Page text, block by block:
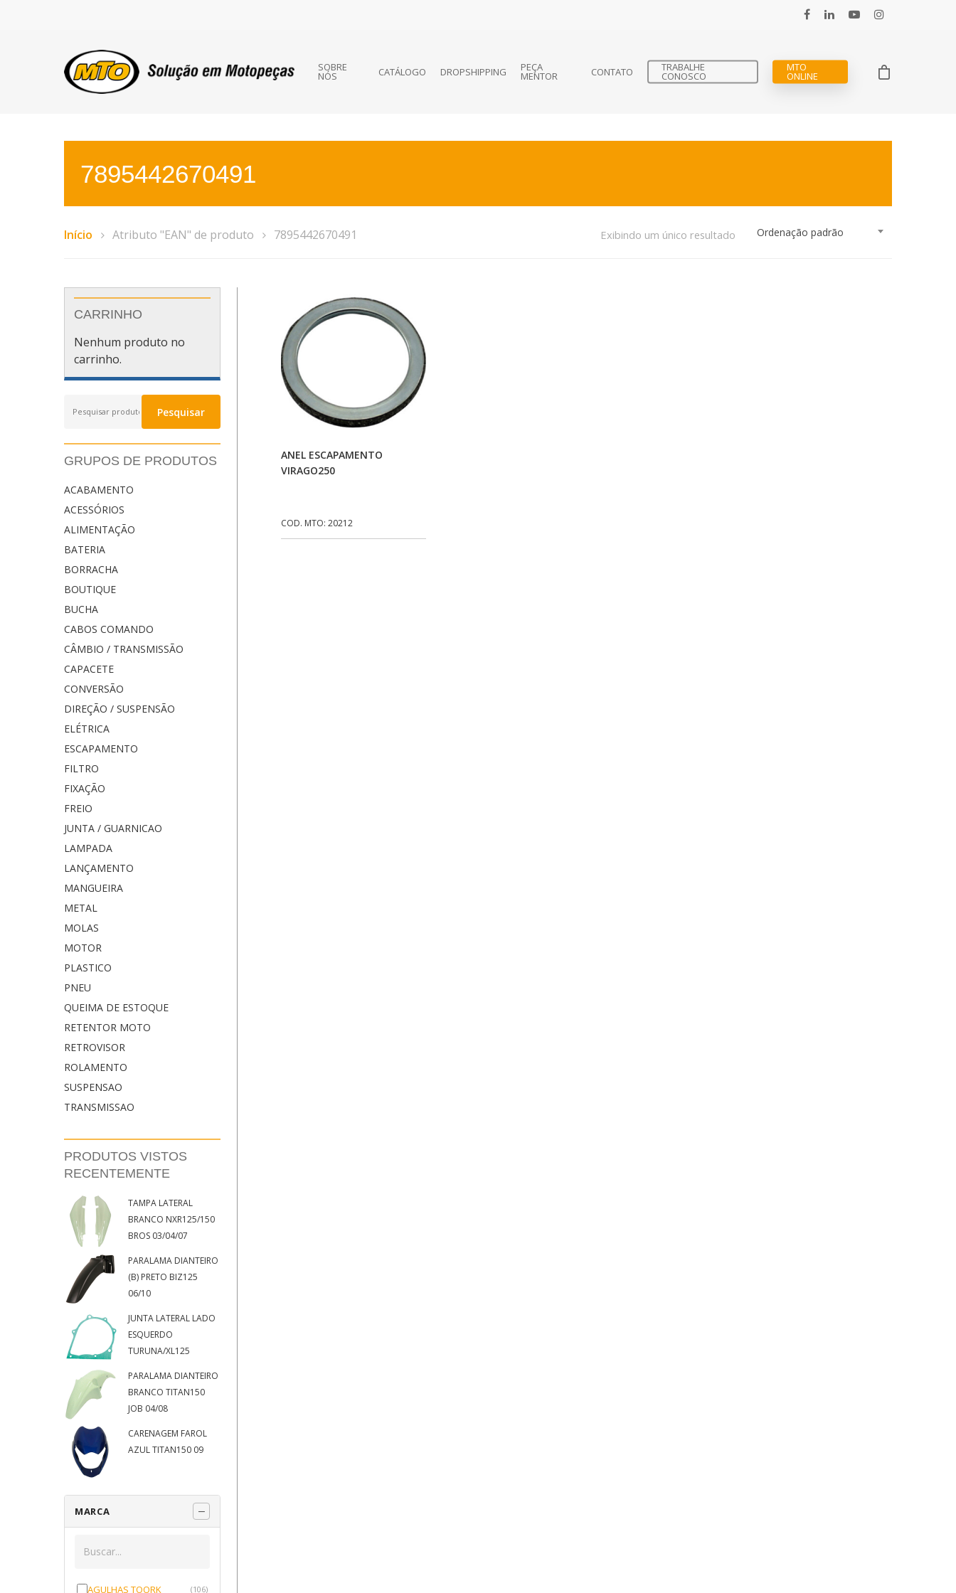
SOBRE
NÓS CATÁLOGO DROPSHIPPING PEÇA
MENTOR CONTATO TRABALHE
CONOSCO
MTO
ONLINE
7895442670491
Ordenação padrão
Exibindo um único resultado
Início Atributo "EAN" de produto 7895442670491
CARRINHO
Nenhum produto no
carrinho.
por:
Pesquisar
GRUPOS DE PRODUTOS
ACABAMENTO
ACESSÓRIOS
ALIMENTAÇÃO
BATERIA
BORRACHA
BOUTIQUE
BUCHA
CABOS COMANDO
CÂMBIO / TRANSMISSÃO
CAPACETE
CONVERSÃO
DIREÇÃO / SUSPENSÃO
ELÉTRICA
ESCAPAMENTO
FILTRO
FIXAÇÃO
FREIO
JUNTA / GUARNICAO
LAMPADA
LANÇAMENTO
MANGUEIRA
METAL
MOLAS
MOTOR
PLASTICO
PNEU
QUEIMA DE ESTOQUE
RETENTOR MOTO
RETROVISOR
ROLAMENTO
SUSPENSAO
TRANSMISSAO
PRODUTOS VISTOS
RECENTEMENTE
TAMPA LATERAL
BRANCO NXR125/150
BROS 03/04/07
PARALAMA DIANTEIRO
(B) PRETO BIZ125
06/10
JUNTA LATERAL LADO
ESQUERDO
TURUNA/XL125
PARALAMA DIANTEIRO
BRANCO TITAN150
JOB 04/08
CARENAGEM FAROL
AZUL TITAN150 09
MARCA
AGULHAS TOORK (106)
Adicionar Ao Carrinho
ANEL ESCAPAMENTO
VIRAGO250
COD. MTO: 20212